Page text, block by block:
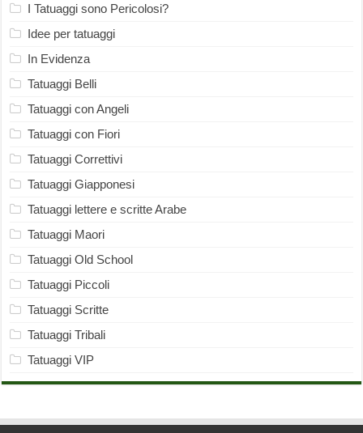
I Tatuaggi sono Pericolosi?
Idee per tatuaggi
In Evidenza
Tatuaggi Belli
Tatuaggi con Angeli
Tatuaggi con Fiori
Tatuaggi Correttivi
Tatuaggi Giapponesi
Tatuaggi lettere e scritte Arabe
Tatuaggi Maori
Tatuaggi Old School
Tatuaggi Piccoli
Tatuaggi Scritte
Tatuaggi Tribali
Tatuaggi VIP